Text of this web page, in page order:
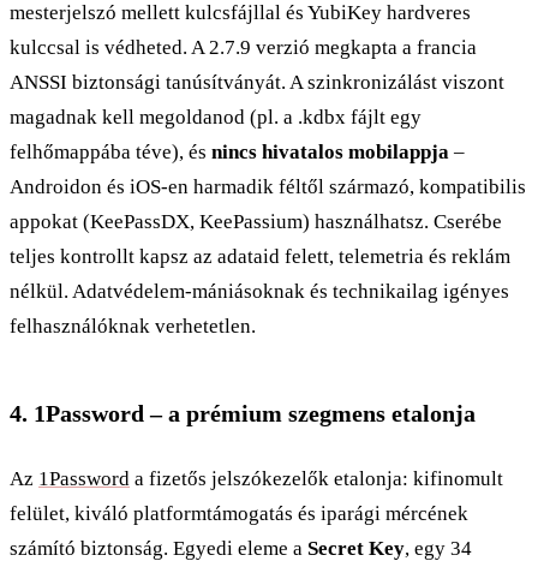
mesterjelszó mellett kulcsfájllal és YubiKey hardveres
kulccsal is védheted. A 2.7.9 verzió megkapta a francia
ANSSI biztonsági tanúsítványát. A szinkronizálást viszont
magadnak kell megoldanod (pl. a .kdbx fájlt egy
felhőmappába téve), és nincs hivatalos mobilappja –
Androidon és iOS-en harmadik féltől származó, kompatibilis
appokat (KeePassDX, KeePassium) használhatsz. Cserébe
teljes kontrollt kapsz az adataid felett, telemetria és reklám
nélkül. Adatvédelem-mániásoknak és technikailag igényes
felhasználóknak verhetetlen.
4. 1Password – a prémium szegmens etalonja
Az 1Password a fizetős jelszókezelők etalonja: kifinomult
felület, kiváló platformtámogatás és iparági mércének
számító biztonság. Egyedi eleme a Secret Key, egy 34